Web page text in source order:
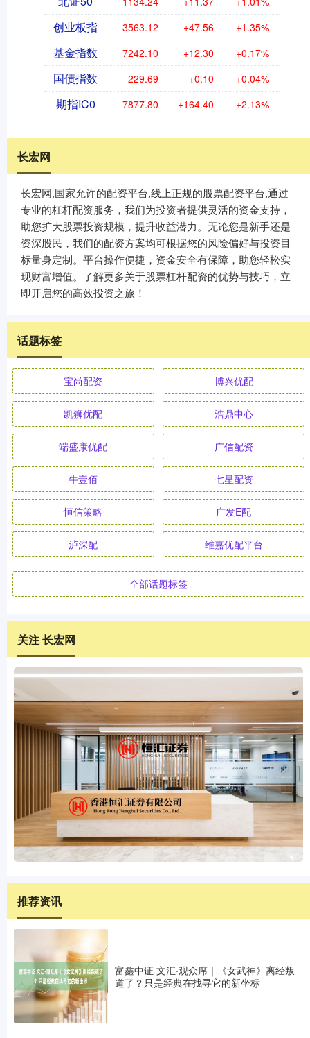
创业板指 3563.12 +47.56 +1.35%
基金指数 7242.10 +12.30 +0.17%
国债指数 229.69 +0.10 +0.04%
期指IC0 7877.80 +164.40 +2.13%
长宏网
长宏网,国家允许的配资平台,线上正规的股票配资平台,通过
专业的杠杆配资服务，我们为投资者提供灵活的资金支持，
助您扩大股票投资规模，提升收益潜力。无论您是新手还是
资深股民，我们的配资方案均可根据您的风险偏好与投资目
标量身定制。平台操作便捷，资金安全有保障，助您轻松实
现财富增值。了解更多关于股票杠杆配资的优势与技巧，立
即开启您的高效投资之旅！
话题标签
宝尚配资 博兴优配
凯狮优配 浩鼎中心
端盛康优配 广信配资
牛壹佰 七星配资
恒信策略 广发E配
泸深配 维嘉优配平台
全部话题标签
关注 长宏网
推荐资讯
富鑫中证 文汇·观众席｜《女武神》离经叛
道了？只是经典在找寻它的新坐标